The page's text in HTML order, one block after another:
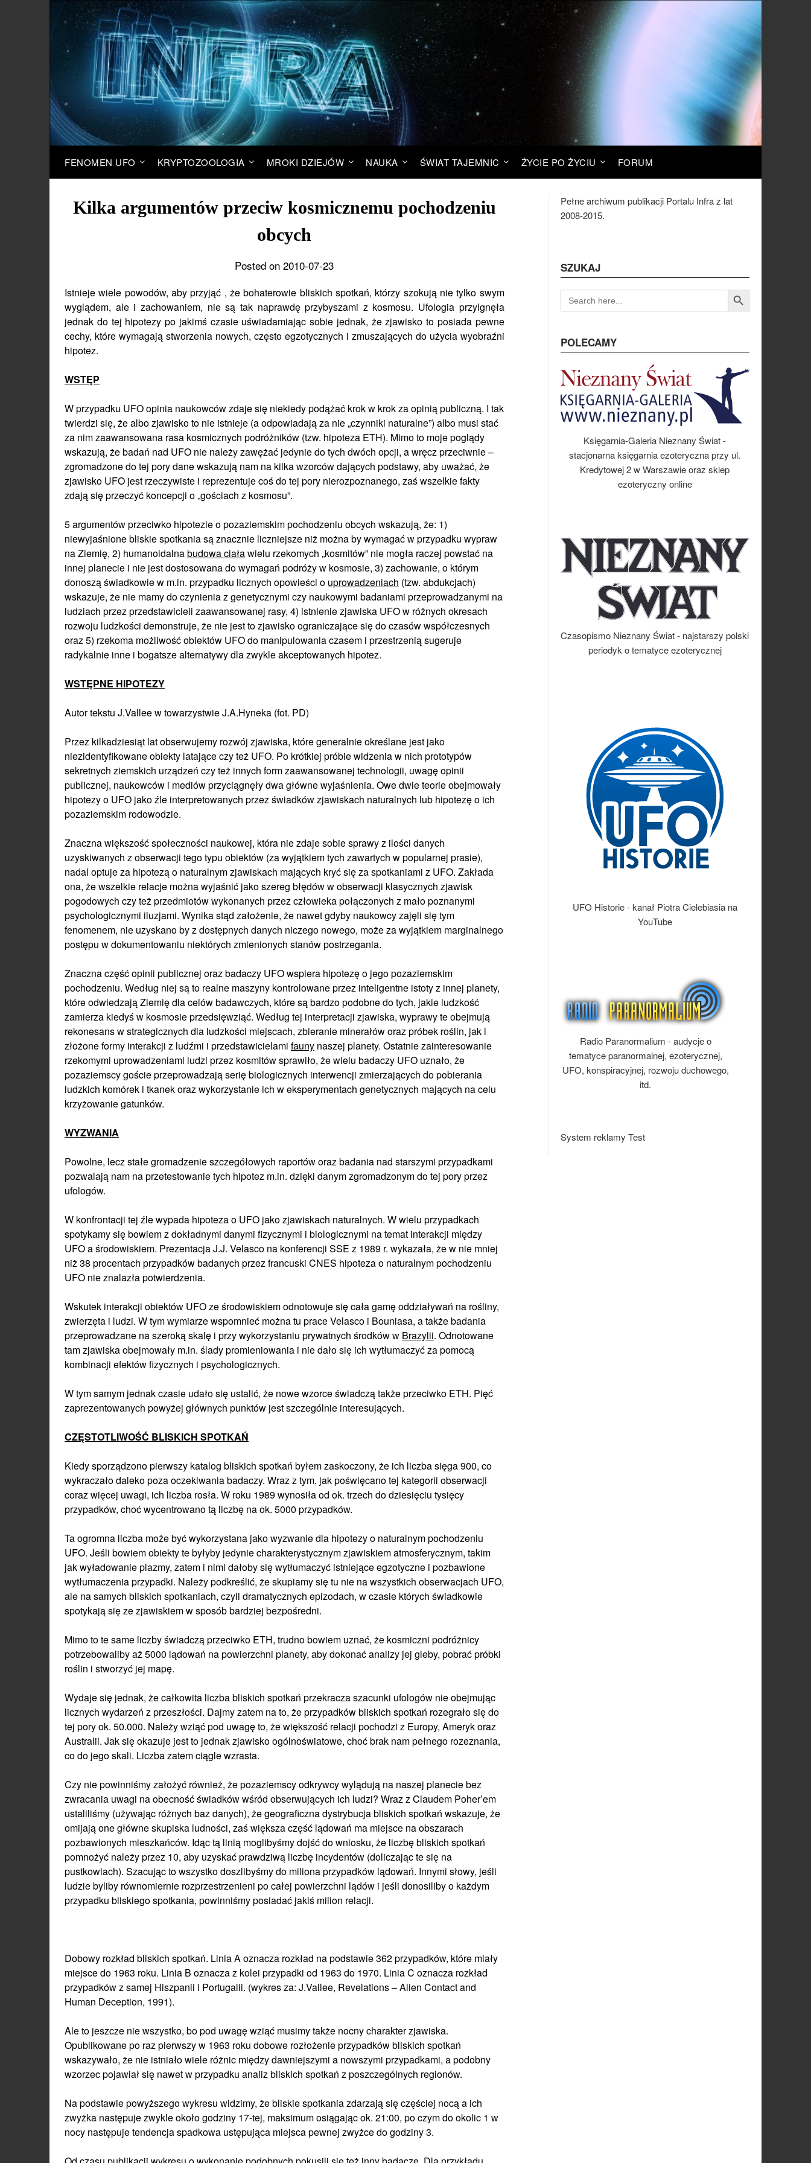
FENOMEN UFO KRYPTOZOOLOGIA MROKI DZIEJÓW NAUKA ŚWIAT TAJEMNIC ŻYCIE PO ŻYCIU FORUM
Kilka argumentów przeciw kosmicznemu pochodzeniu
obcych
Posted on 2010-07-23
Istnieje wiele powodów, aby przyjąć , że bohaterowie bliskich spotkań, którzy szokują nie tylko swym
wyglądem, ale i zachowaniem, nie są tak naprawdę przybyszami z kosmosu. Ufologia przylgnęła
jednak do tej hipotezy po jakimś czasie uświadamiając sobie jednak, że zjawisko to posiada pewne
cechy, które wymagają stworzenia nowych, często egzotycznych i zmuszających do użycia wyobraźni
hipotez.
WSTĘP
W przypadku UFO opinia naukowców zdaje się niekiedy podążać krok w krok za opinią publiczną. I tak
twierdzi się, że albo zjawisko to nie istnieje (a odpowiadają za nie „czynniki naturalne”) albo musi stać
za nim zaawansowana rasa kosmicznych podróżników (tzw. hipoteza ETH). Mimo to moje poglądy
wskazują, że badań nad UFO nie należy zawężać jedynie do tych dwóch opcji, a wręcz przeciwnie –
zgromadzone do tej pory dane wskazują nam na kilka wzorców dających podstawy, aby uważać, że
zjawisko UFO jest rzeczywiste i reprezentuje coś do tej pory nierozpoznanego, zaś wszelkie fakty
zdają się przeczyć koncepcji o „gościach z kosmosu”.
5 argumentów przeciwko hipotezie o pozaziemskim pochodzeniu obcych wskazują, że: 1)
niewyjaśnione bliskie spotkania są znacznie liczniejsze niż można by wymagać w przypadku wypraw
na Ziemię, 2) humanoidalnabudowa ciaławielu rzekomych „kosmitów” nie mogła raczej powstać na
innej planecie i nie jest dostosowana do wymagań podróży w kosmosie, 3) zachowanie, o którym
donoszą świadkowie w m.in. przypadku licznych opowieści o uprowadzeniach (tzw. abdukcjach)
wskazuje, że nie mamy do czynienia z genetycznymi czy naukowymi badaniami przeprowadzanymi na
ludziach przez przedstawicieli zaawansowanej rasy, 4) istnienie zjawiska UFO w różnych okresach
rozwoju ludzkości demonstruje, że nie jest to zjawisko ograniczające się do czasów współczesnych
oraz 5) rzekoma możliwość obiektów UFO do manipulowania czasem i przestrzenią sugeruje
radykalnie inne i bogatsze alternatywy dla zwykle akceptowanych hipotez.
WSTĘPNE HIPOTEZY
Autor tekstu J.Vallee w towarzystwie J.A.Hyneka (fot. PD)
Przez kilkadziesiąt lat obserwujemy rozwój zjawiska, które generalnie określane jest jako
niezidentyfikowane obiekty latające czy też UFO. Po krótkiej próbie widzenia w nich prototypów
sekretnych ziemskich urządzeń czy też innych form zaawansowanej technologii, uwagę opinii
publicznej, naukowców i mediów przyciągnęły dwa główne wyjaśnienia. Owe dwie teorie obejmowały
hipotezy o UFO jako źle interpretowanych przez świadków zjawiskach naturalnych lub hipotezę o ich
pozaziemskim rodowodzie.
Znaczna większość społeczności naukowej, która nie zdaje sobie sprawy z ilości danych
uzyskiwanych z obserwacji tego typu obiektów (za wyjątkiem tych zawartych w popularnej prasie),
nadal optuje za hipotezą o naturalnym zjawiskach mających kryć się za spotkaniami z UFO. Zakłada
ona, że wszelkie relacje można wyjaśnić jako szereg błędów w obserwacji klasycznych zjawisk
pogodowych czy też przedmiotów wykonanych przez człowieka połączonych z mało poznanymi
psychologicznymi iluzjami. Wynika stąd założenie, że nawet gdyby naukowcy zajęli się tym
fenomenem, nie uzyskano by z dostępnych danych niczego nowego, może za wyjątkiem marginalnego
postępu w dokumentowaniu niektórych zmienionych stanów postrzegania.
Znaczna część opinii publicznej oraz badaczy UFO wspiera hipotezę o jego pozaziemskim
pochodzeniu. Według niej są to realne maszyny kontrolowane przez inteligentne istoty z innej planety,
które odwiedzają Ziemię dla celów badawczych, które są bardzo podobne do tych, jakie ludzkość
zamierza kiedyś w kosmosie przedsięwziąć. Według tej interpretacji zjawiska, wyprawy te obejmują
rekonesans w strategicznych dla ludzkości miejscach, zbieranie minerałów oraz próbek roślin, jak i
złożone formy interakcji z ludźmi i przedstawicielami fauny naszej planety. Ostatnie zainteresowanie
rzekomymi uprowadzeniami ludzi przez kosmitów sprawiło, że wielu badaczy UFO uznało, że
pozaziemscy goście przeprowadzają serię biologicznych interwencji zmierzających do pobierania
ludzkich komórek i tkanek oraz wykorzystanie ich w eksperymentach genetycznych mających na celu
krzyżowanie gatunków.
WYZWANIA
Powolne, lecz stałe gromadzenie szczegółowych raportów oraz badania nad starszymi przypadkami
pozwalają nam na przetestowanie tych hipotez m.in. dzięki danym zgromadzonym do tej pory przez
ufologów.
W konfrontacji tej źle wypada hipoteza o UFO jako zjawiskach naturalnych. W wielu przypadkach
spotykamy się bowiem z dokładnymi danymi fizycznymi i biologicznymi na temat interakcji między
UFO a środowiskiem. Prezentacja J.J. Velasco na konferencji SSE z 1989 r. wykazała, że w nie mniej
niż 38 procentach przypadków badanych przez francuski CNES hipoteza o naturalnym pochodzeniu
UFO nie znalazła potwierdzenia.
Wskutek interakcji obiektów UFO ze środowiskiem odnotowuje się cała gamę oddziaływań na rośliny,
zwierzęta i ludzi. W tym wymiarze wspomnieć można tu prace Velasco i Bouniasa, a także badania
przeprowadzane na szeroką skalę i przy wykorzystaniu prywatnych środków w Brazylii. Odnotowane
tam zjawiska obejmowały m.in. ślady promieniowania i nie dało się ich wytłumaczyć za pomocą
kombinacji efektów fizycznych i psychologicznych.
W tym samym jednak czasie udało się ustalić, że nowe wzorce świadczą także przeciwko ETH. Pięć
zaprezentowanych powyżej głównych punktów jest szczególnie interesujących.
CZĘSTOTLIWOŚĆ BLISKICH SPOTKAŃ
Kiedy sporządzono pierwszy katalog bliskich spotkań byłem zaskoczony, że ich liczba sięga 900, co
wykraczało daleko poza oczekiwania badaczy. Wraz z tym, jak poświęcano tej kategorii obserwacji
coraz więcej uwagi, ich liczba rosła. W roku 1989 wynosiła od ok. trzech do dziesięciu tysięcy
przypadków, choć wycentrowano tą liczbę na ok. 5000 przypadków.
Ta ogromna liczba może być wykorzystana jako wyzwanie dla hipotezy o naturalnym pochodzeniu
UFO. Jeśli bowiem obiekty te byłyby jedynie charakterystycznym zjawiskiem atmosferycznym, takim
jak wyładowanie plazmy, zatem i nimi dałoby się wytłumaczyć istniejące egzotyczne i pozbawione
wytłumaczenia przypadki. Należy podkreślić, że skupiamy się tu nie na wszystkich obserwacjach UFO,
ale na samych bliskich spotkaniach, czyli dramatycznych epizodach, w czasie których świadkowie
spotykają się ze zjawiskiem w sposób bardziej bezpośredni.
Mimo to te same liczby świadczą przeciwko ETH, trudno bowiem uznać, że kosmiczni podróżnicy
potrzebowaliby aż 5000 lądowań na powierzchni planety, aby dokonać analizy jej gleby, pobrać próbki
roślin i stworzyć jej mapę.
Wydaje się jednak, że całkowita liczba bliskich spotkań przekracza szacunki ufologów nie obejmując
licznych wydarzeń z przeszłości. Dajmy zatem na to, że przypadków bliskich spotkań rozegrało się do
tej pory ok. 50.000. Należy wziąć pod uwagę to, że większość relacji pochodzi z Europy, Ameryk oraz
Australii. Jak się okazuje jest to jednak zjawisko ogólnoświatowe, choć brak nam pełnego rozeznania,
co do jego skali. Liczba zatem ciągle wzrasta.
Czy nie powinniśmy założyć również, że pozaziemscy odkrywcy wylądują na naszej planecie bez
zwracania uwagi na obecność świadków wśród obserwujących ich ludzi? Wraz z Claudem Poher’em
ustaliliśmy (używając różnych baz danych), że geograficzna dystrybucja bliskich spotkań wskazuje, że
omijają one główne skupiska ludności, zaś większa część lądowań ma miejsce na obszarach
pozbawionych mieszkańców. Idąc tą linią moglibyśmy dojść do wniosku, że liczbę bliskich spotkań
pomnożyć należy przez 10, aby uzyskać prawdziwą liczbę incydentów (doliczając te się na
pustkowiach). Szacując to wszystko doszlibyśmy do miliona przypadków lądowań. Innymi słowy, jeśli
ludzie byliby równomiernie rozprzestrzenieni po całej powierzchni lądów i jeśli donosiliby o każdym
przypadku bliskiego spotkania, powinniśmy posiadać jakiś milion relacji.
Dobowy rozkład bliskich spotkań. Linia A oznacza rozkład na podstawie 362 przypadków, które miały
miejsce do 1963 roku. Linia B oznacza z kolei przypadki od 1963 do 1970. Linia C oznacza rozkład
przypadków z samej Hiszpanii i Portugalii. (wykres za: J.Vallee, Revelations – Alien Contact and
Human Deception, 1991).
Ale to jeszcze nie wszystko, bo pod uwagę wziąć musimy także nocny charakter zjawiska.
Opublikowane po raz pierwszy w 1963 roku dobowe rozłożenie przypadków bliskich spotkań
wskazywało, że nie istniało wiele różnic między dawniejszymi a nowszymi przypadkami, a podobny
wzorzec pojawiał się nawet w przypadku analiz bliskich spotkań z poszczególnych regionów.
Na podstawie powyższego wykresu widzimy, że bliskie spotkania zdarzają się częściej nocą a ich
zwyżka następuje zwykle około godziny 17-tej, maksimum osiągając ok. 21:00, po czym do okolic 1 w
nocy następuje tendencja spadkowa ustępująca miejsca pewnej zwyżce do godziny 3.
Pełne archiwum publikacji Portalu Infra z lat
2008-2015.
SZUKAJ
SEARCH
FOR:
Search Button
POLECAMY
Księgarnia-Galeria Nieznany Świat -
stacjonarna księgarnia ezoteryczna przy ul.
Kredytowej 2 w Warszawie oraz sklep
ezoteryczny online
Czasopismo Nieznany Świat - najstarszy polski
periodyk o tematyce ezoterycznej
UFO Historie - kanał Piotra Cielebiasia na
YouTube
Radio Paranormalium - audycje o
tematyce paranormalnej, ezoterycznej,
UFO, konspiracyjnej, rozwoju duchowego,
itd.
System reklamy Test